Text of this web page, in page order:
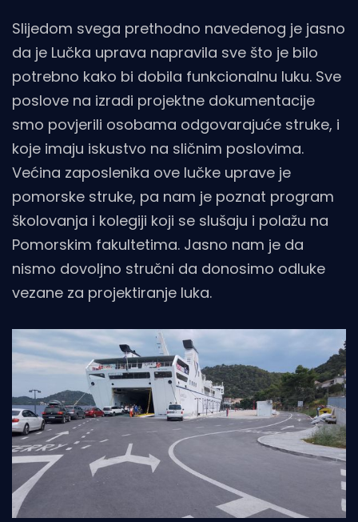
Slijedom svega prethodno navedenog je jasno
da je Lučka uprava napravila sve što je bilo
potrebno kako bi dobila funkcionalnu luku. Sve
poslove na izradi projektne dokumentacije
smo povjerili osobama odgovarajuće struke, i
koje imaju iskustvo na sličnim poslovima.
Većina zaposlenika ove lučke uprave je
pomorske struke, pa nam je poznat program
školovanja i kolegiji koji se slušaju i polažu na
Pomorskim fakultetima. Jasno nam je da
nismo dovoljno stručni da donosimo odluke
vezane za projektiranje luka.